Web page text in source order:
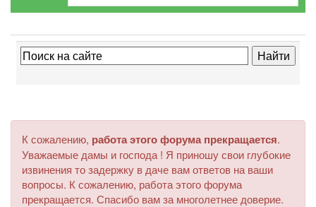
К сожалению, работа этого форума прекращается.
Уважаемые дамы и господа ! Я приношу свои глубокие
извинения то задержку в даче вам ответов на ваши
вопросы. К сожалению, работа этого форума
прекращается. Спасибо вам за многолетнее доверие.